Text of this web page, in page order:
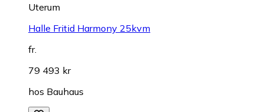
Uterum
Halle Fritid Harmony 25kvm
fr.
79 493 kr
hos Bauhaus